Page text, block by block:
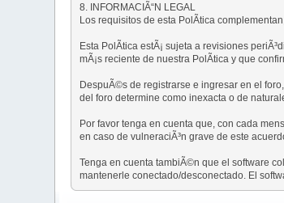
8. INFORMACIÃ“N LEGAL
Los requisitos de esta PolÃ­tica
Esta PolÃ­tica estÃ¡ sujeta a revisiones
mÃ¡s reciente de nuestra PolÃ­tica y que
DespuÃ©s de registrarse e ingresar en el
del foro determine como inexacta o de
Por favor tenga en cuenta que, con cada
en caso de vulneraciÃ³n grave de este
Tenga en cuenta tambiÃ©n que el software
mantenerle conectado/desconectado. El